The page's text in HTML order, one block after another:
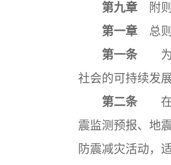
第九章 附则
第一章 总则
第一条 为
社会的可持续发
第二条 在
震监测预报、地
防震减灾活动，